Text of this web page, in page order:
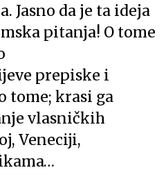
Jasno da je ta ideja
pitanja! O tome
prepiske i
tome; krasi ga
vlasničkih
Veneciji,